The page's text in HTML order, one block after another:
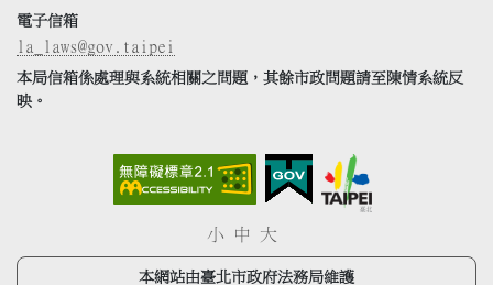
電子信箱
la_laws@gov.taipei
本局信箱係處理與系統相關之問題，其餘市政問題請至陳情系統反
映。
小 中 大
本網站由臺北市政府法務局維護